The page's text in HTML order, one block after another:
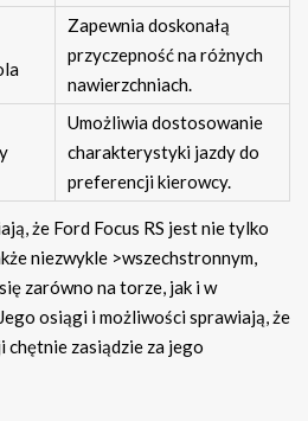
Zapewnia doskonałą
przyczepność na różnych
nawierzchniach.
Umożliwia dostosowanie
charakterystyki jazdy do
preferencji kierowcy.
że Ford Focus RS jest nie tylko
niezwykle >wszechstronnym,
zarówno na torze, jak i w
osiągi i możliwości sprawiają, że
chętnie zasiądzie za jego